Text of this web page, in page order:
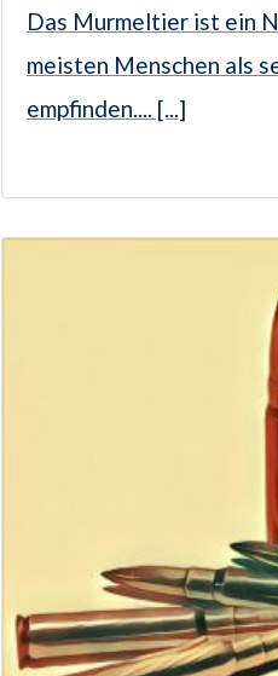
Das Murmeltier ist ein
meisten Menschen als
empfinden.... [...]